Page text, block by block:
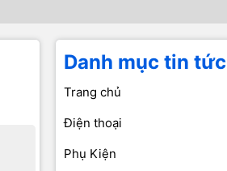
Danh mục tin tức
Trang chủ
Điện thoại
Phụ Kiện